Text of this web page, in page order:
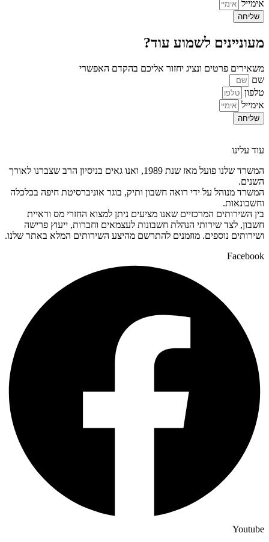
אימייל
שליחה
מעוניינים לשמוע עוד?
משאירים פרטים ונציג יחזור אליכם בהקדם האפשרי
שם
טלפון
אימייל
שליחה
עוד עלינו
המשרד שלנו פועל מאז שנת 1989, ואנו גאים בניסיון הרב שצברנו לאורך
השנים.
המשרד מנוהל על ידי רואה חשבון ותיק, בוגר אוניברסיטת חיפה בכלכלה
וחשבונאות.
בין השירותים המרכזיים שאנו מציעים ניתן למצוא החזרי מס וראיית
חשבון, לצד שירותי הנהלת חשבונות לעצמאים וחברות, ייעוץ פרישה
ושירותים נוספים. מוזמנים להתרשם מהיצע השירותים המלא באתר שלנו.
Facebook
Youtube